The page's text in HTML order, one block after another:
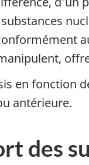
en fonction
antérieure.
des